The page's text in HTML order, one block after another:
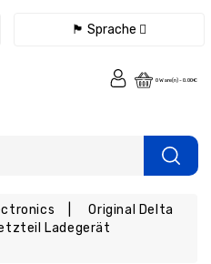
🏴 Sprache
0 Ware(n) - 0.00€
Original Delta
Ladegerät